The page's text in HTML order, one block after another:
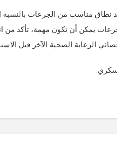
نطاق مناسب من الجرعات
يمكن أن تكون مهمة، تأكد من
الرعاية الصحية الآخر قبل